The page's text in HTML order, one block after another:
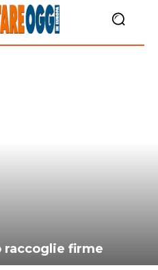
raccoglie firme